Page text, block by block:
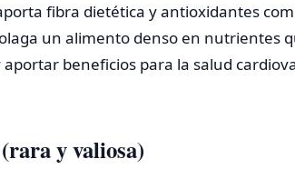
fibra dietética y antioxidantes
un alimento denso en nutrientes
beneficios para la salud
y valiosa)